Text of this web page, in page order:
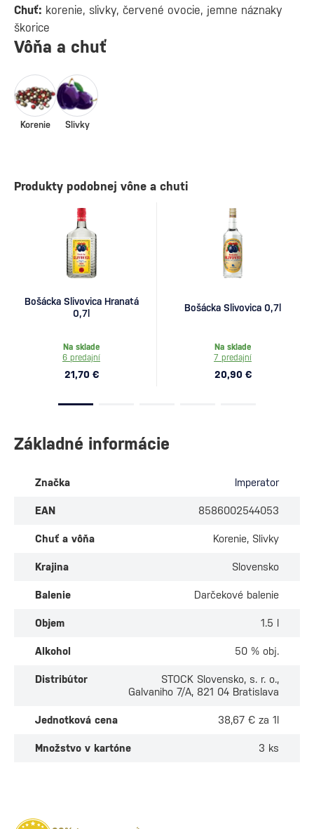
Chuť: korenie, slivky, červené ovocie, jemne náznaky
škorice
Vôňa a chuť
Korenie Slivky
Produkty podobnej vône a chuti
Bošácka Slivovica Hranatá
0,7l
Na sklade
6 predajní
21,70 €
Bošácka Slivovica 0,7l
Na sklade
7 predajní
20,90 €
Základné informácie
Značka Imperator
EAN 8586002544053
Chuť a vôňa Korenie, Slivky
Krajina Slovensko
Balenie Darčekové balenie
Objem 1.5 l
Alkohol 50 % obj.
Distribútor
STOCK Slovensko, s. r. o.,
Galvaniho 7/A, 821 04 Bratislava
Jednotková cena 38,67 € za 1l
Množstvo v kartóne 3 ks